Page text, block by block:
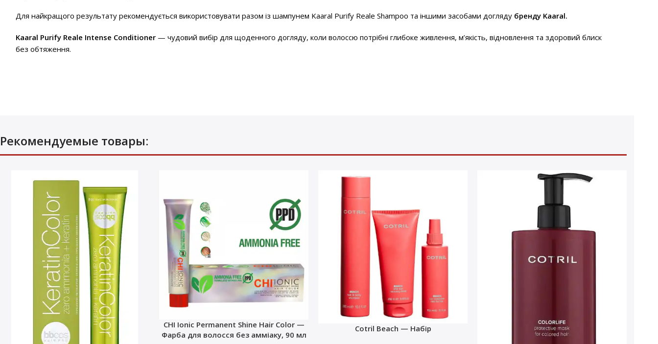
Для найкращого результату рекомендується використовувати разом із шампунем Kaaral Purify Reale Shampoo та іншими засобами догляду бренду Kaaral.
Kaaral Purify Reale Intense Conditioner — чудовий вибір для щоденного догляду, коли волоссю потрібні глибоке живлення, м’якість, відновлення та здоровий блиск
без обтяження.
Рекомендуемые товары:
CHI Ionic Permanent Shine Hair Color —
Фарба для волосся без амміаку, 90 мл
Cotril Beach — Набір